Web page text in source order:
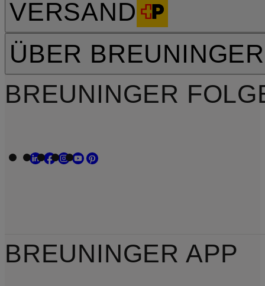
VERSAND
ÜBER BREUNINGER
BREUNINGER
BREUNINGER APP